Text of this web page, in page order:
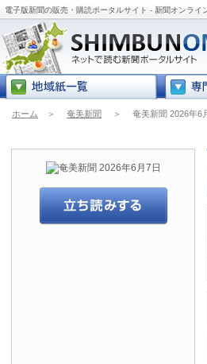
電子版新聞の販売・購読ポータルサイト - 新聞オンライ
ホーム ＞ 奄美新聞 ＞ 奄美新聞 2026年6